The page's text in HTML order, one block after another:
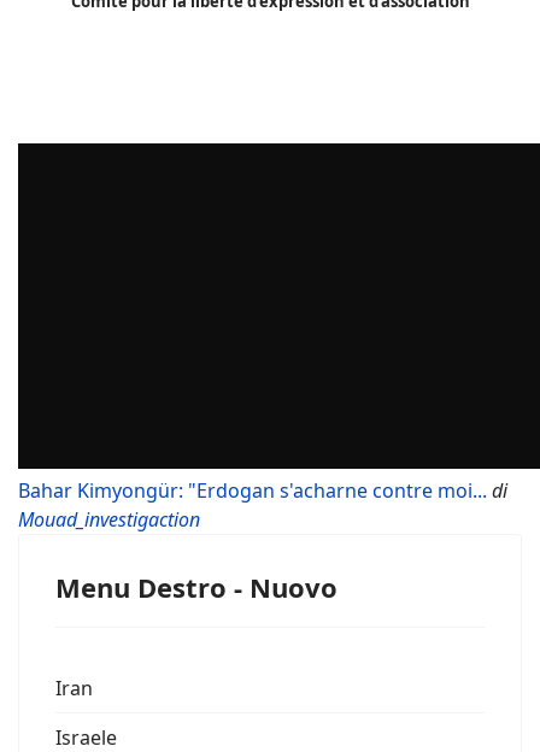
Bahar Kimyongür: "Erdogan s'acharne contre moi... di
Mouad_investigaction
Menu Destro - Nuovo
Iran
Israele